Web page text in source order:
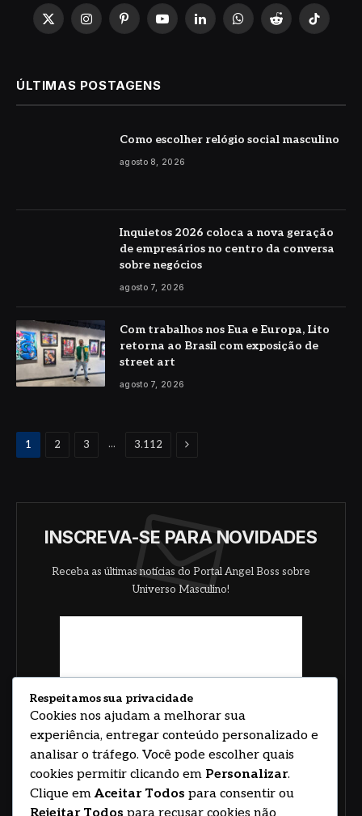
X
InstagramPinterestYouTubeLinkedInWhatsApp
Reddit TikTok
ÚLTIMAS POSTAGENS
Como escolher relógio social masculino
agosto 8, 2026
Inquietos 2026 coloca a nova geração
de empresários no centro da conversa
sobre negócios
agosto 7, 2026
Com trabalhos nos Eua e Europa, Lito
retorna ao Brasil com exposição de
street art
agosto 7, 2026
1 2 3 ... 3.112 Proximo
INSCREVA-SE PARA NOVIDADES
Receba as últimas notícias do Portal Angel Boss sobre
Universo Masculino!
Respeitamos sua privacidade
Cookies nos ajudam a melhorar sua
experiência, entregar conteúdo personalizado e
analisar o tráfego. Você pode escolher quais
cookies permitir clicando em Personalizar.
Clique em Aceitar Todos para consentir ou